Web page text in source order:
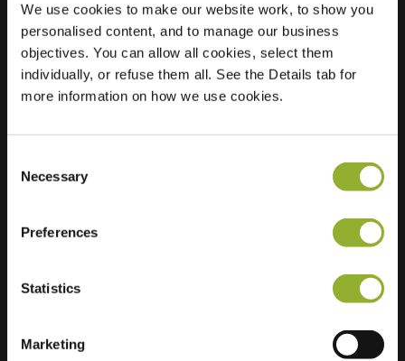
We use cookies to make our website work, to show you
personalised content, and to manage our business
objectives. You can allow all cookies, select them
individually, or refuse them all. See the Details tab for
more information on how we use cookies.
Selection
Necessary
Preferences
Statistics
Marketing
Plats
Riouwstraat 136
3312 XN Dordrecht
Nederländerna
Regular Charging 1 of 2 available